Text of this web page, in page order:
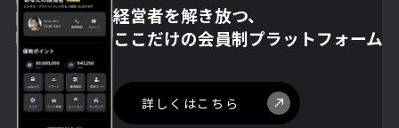
経営者を解き放つ、
ここだけの会員制プラットフォーム
詳しくはこちら